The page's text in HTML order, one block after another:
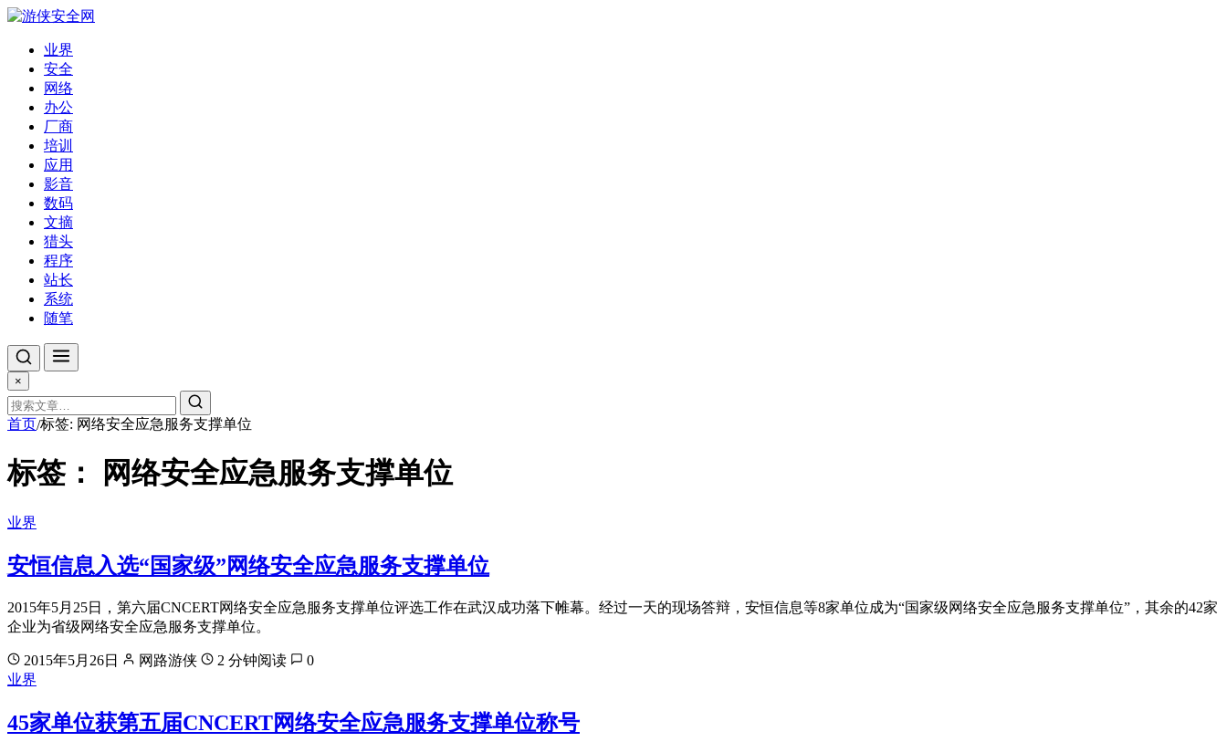
业界
安全
网络
办公
厂商
培训
应用
影音
数码
文摘
猎头
程序
站长
系统
随笔
×
首页/标签: 网络安全应急服务支撑单位
标签： 网络安全应急服务支撑单位
业界
安恒信息入选“国家级”网络安全应急服务支撑单位
2015年5月25日，第六届CNCERT网络安全应急服务支撑单位评选工作在武汉成功落下帷幕。经过一天的现场答辩，安恒信息等8家单位成为“国家级网络安全应急服务支撑单位”，其余的42家
企业为省级网络安全应急服务支撑单位。
2015年5月26日 网路游侠 2 分钟阅读
0
业界
45家单位获第五届CNCERT网络安全应急服务支撑单位称号